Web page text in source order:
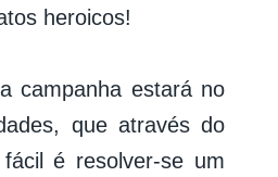
heroicos!
campanha estará no
que através do
é resolver-se um